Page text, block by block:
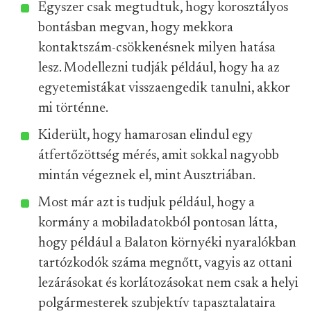
Egyszer csak megtudtuk, hogy korosztályos
bontásban megvan, hogy mekkora
kontaktszám-csökkenésnek milyen hatása
lesz. Modellezni tudják például, hogy ha az
egyetemistákat visszaengedik tanulni, akkor
mi történne.
Kiderült, hogy hamarosan elindul egy
átfertőzöttség mérés, amit sokkal nagyobb
mintán végeznek el, mint Ausztriában.
Most már azt is tudjuk például, hogy a
kormány a mobiladatokból pontosan látta,
hogy például a Balaton környéki nyaralókban
tartózkodók száma megnőtt, vagyis az ottani
lezárásokat és korlátozásokat nem csak a helyi
polgármesterek szubjektív tapasztalataira